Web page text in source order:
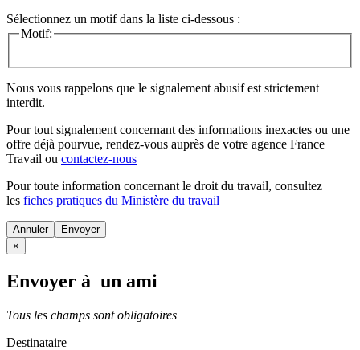
Sélectionnez un motif dans la liste ci-dessous :
Motif:
Nous vous rappelons que le signalement abusif est strictement
interdit.
Pour tout signalement concernant des informations inexactes ou une
offre déjà pourvue, rendez-vous auprès de votre agence France
Travail ou contactez-nous
Pour toute information concernant le droit du travail, consultez
les fiches pratiques du Ministère du travail
Annuler
×
Envoyer à un ami
Tous les champs sont obligatoires
Destinataire